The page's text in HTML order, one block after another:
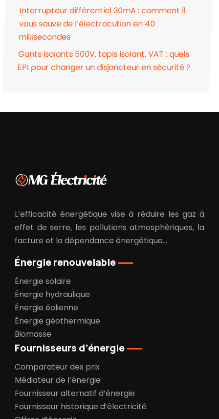
Interrupteur différentiel 30mA : comment il
vous sauve de l’électrocution en 40
millisecondes
Gants isolants 500V, tapis isolant, VAT : quels
EPI pour changer un disjoncteur en sécurité ?
L’efficacité énergétique vise à réduire les gaz à
effet de serre, les pollutions atmosphériques, la
facture et la dépendance énergétique…
Énergie renouvelable
Énergie solaire
Énergie hydraulique
Énergie éolienne
Énergie géothermique
Biomasse
Fournisseurs d’énergie
Comparateur des prix
Médiateur de l’énergie
Fournisseur alternatif d’énergie
Fournisseur historique d’électricité